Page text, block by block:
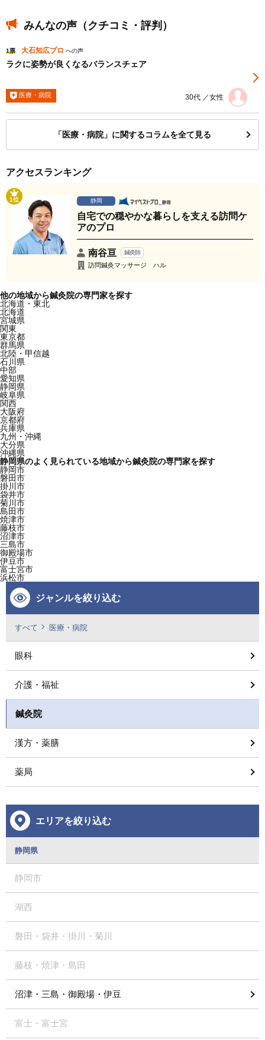
みんなの声（クチコミ・評判）
1票 大石知広プロ への声
ラクに姿勢が良くなるバランスチェア
医療・病院 30代 ／女性
「医療・病院」に関するコラムを全て見る
アクセスランキング
1位 静岡
自宅での穏やかな暮らしを支える訪問ケ
アのプロ
南谷亘 鍼灸師
訪問鍼灸マッサージ ハル
他の地域から鍼灸院の専門家を探す
北海道・東北
北海道
宮城県
関東
東京都
群馬県
北陸・甲信越
石川県
中部
愛知県
静岡県
岐阜県
関西
大阪府
京都府
兵庫県
九州・沖縄
大分県
沖縄県
静岡県のよく見られている地域から鍼灸院の専門家を探す
静岡市
磐田市
掛川市
袋井市
菊川市
島田市
焼津市
藤枝市
沼津市
三島市
御殿場市
伊豆市
富士宮市
浜松市
ジャンルを絞り込む
すべて 医療・病院
眼科
介護・福祉
鍼灸院
漢方・薬膳
薬局
エリアを絞り込む
静岡県
静岡市
湖西
磐田・袋井・掛川・菊川
藤枝・焼津・島田
沼津・三島・御殿場・伊豆
富士・富士宮